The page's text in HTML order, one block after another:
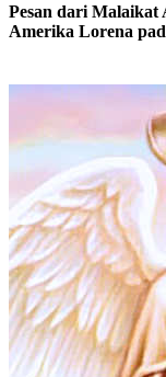
Pesan dari Malaikat
Amerika Lorena